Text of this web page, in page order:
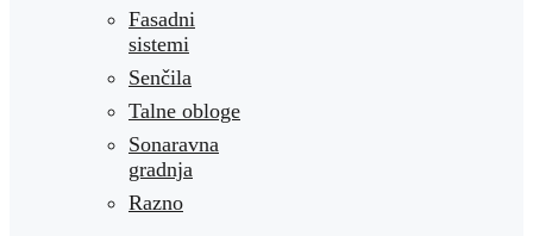
Fasadni
sistemi
Senčila
Talne obloge
Sonaravna
gradnja
Razno